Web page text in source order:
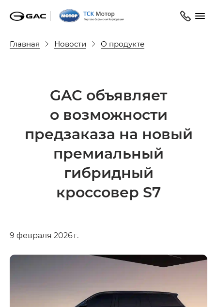
Главная Новости О продукте
GAC объявляет
о возможности
предзаказа на новый
премиальный
гибридный
кроссовер S7
9 февраля 2026 г.